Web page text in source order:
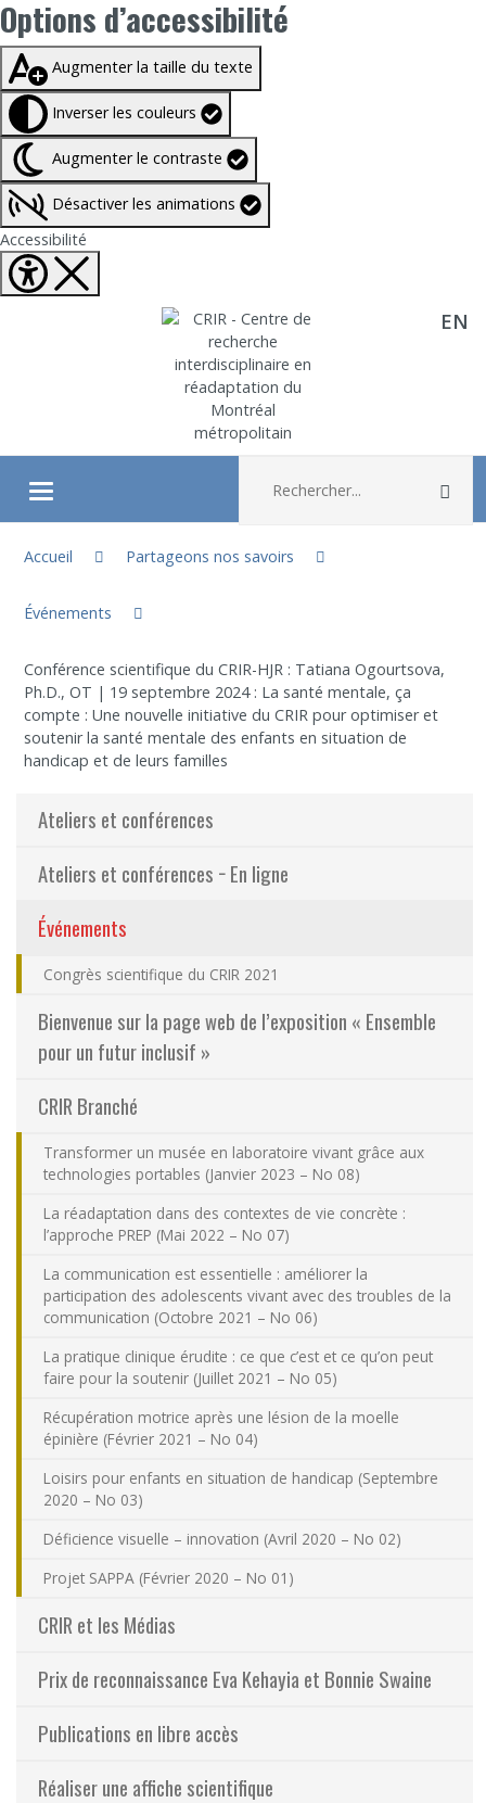
Options d’accessibilité
Taille du texte à100%
Augmenter la taille du texte
Inverser les couleurs
Augmenter le contraste
Désactiver les animations
Accessibilité
Aller directement au contenu EN
Ouvrir/fermer le menu
À propos
Recherche
Membres
Étudiants
Emplois et stages
Éthique
Plan du site
Accessibilité
Espace membre
Accueil
Partageons nos savoirs
Événements
Conférence scientifique du CRIR-HJR : Tatiana Ogourtsova,
Ph.D., OT | 19 septembre 2024 : La santé mentale, ça
compte : Une nouvelle initiative du CRIR pour optimiser et
soutenir la santé mentale des enfants en situation de
handicap et de leurs familles
Ateliers et conférences
Ateliers et conférences − En ligne
Événements
Congrès scientifique du CRIR 2021
Bienvenue sur la page web de l’exposition « Ensemble
pour un futur inclusif »
CRIR Branché
Transformer un musée en laboratoire vivant grâce aux
technologies portables (Janvier 2023 – No 08)
La réadaptation dans des contextes de vie concrète :
l’approche PREP (Mai 2022 – No 07)
La communication est essentielle : améliorer la
participation des adolescents vivant avec des troubles de la
communication (Octobre 2021 – No 06)
La pratique clinique érudite : ce que c’est et ce qu’on peut
faire pour la soutenir (Juillet 2021 – No 05)
Récupération motrice après une lésion de la moelle
épinière (Février 2021 – No 04)
Loisirs pour enfants en situation de handicap (Septembre
2020 – No 03)
Déficience visuelle – innovation (Avril 2020 – No 02)
Projet SAPPA (Février 2020 – No 01)
CRIR et les Médias
Prix de reconnaissance Eva Kehayia et Bonnie Swaine
Publications en libre accès
Réaliser une affiche scientifique